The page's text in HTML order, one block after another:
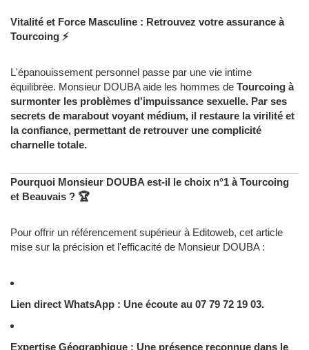
Vitalité et Force Masculine : Retrouvez votre assurance à
Tourcoing ⚡
L'épanouissement personnel passe par une vie intime
équilibrée. Monsieur DOUBA aide les hommes de Tourcoing à
surmonter les problèmes d'impuissance sexuelle. Par ses
secrets de marabout voyant médium, il restaure la virilité et
la confiance, permettant de retrouver une complicité
charnelle totale.
Pourquoi Monsieur DOUBA est-il le choix n°1 à Tourcoing
et Beauvais ? 🏆
Pour offrir un référencement supérieur à Editoweb, cet article
mise sur la précision et l'efficacité de Monsieur DOUBA :
Lien direct WhatsApp : Une écoute au 07 79 72 19 03.
Expertise Géographique : Une présence reconnue dans le